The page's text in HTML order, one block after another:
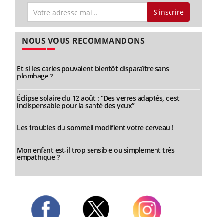
S'inscrire
NOUS VOUS RECOMMANDONS
Et si les caries pouvaient bientôt disparaître sans
plombage ?
Éclipse solaire du 12 août : “Des verres adaptés, c'est
indispensable pour la santé des yeux”
Les troubles du sommeil modifient votre cerveau !
Mon enfant est-il trop sensible ou simplement très
empathique ?